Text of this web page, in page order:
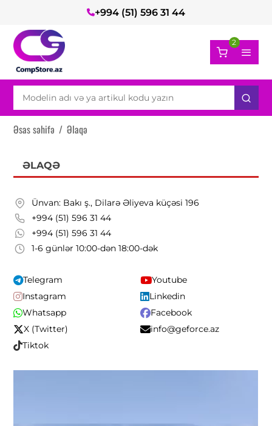
+994 (51) 596 31 44
2
Əsas səhifə / Əlaqə
ƏLAQƏ
Ünvan: Bakı ş., Dilarə Əliyeva küçəsi 196
+994 (51) 596 31 44
+994 (51) 596 31 44
1-6 günlər 10:00-dən 18:00-dək
Telegram
Instagram
Whatsapp
X (Twitter)
Tiktok
Youtube
Linkedin
Facebook
info@geforce.az